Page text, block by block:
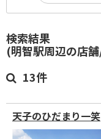
検索結果
(明智駅周辺の店舗
13件
天子のひだまり一笑